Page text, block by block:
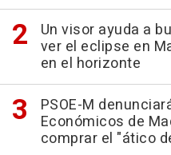
Un visor ayuda a
ver el eclipse en
en el horizonte
PSOE-M
Económicos de
comprar el "ático